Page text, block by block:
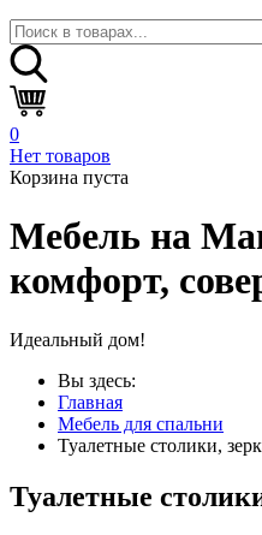
0
Нет товаров
Корзина пуста
Мебель на
комфорт,
Идеальный дом!
Вы здесь:
Главная
Мебель для спальни
Туалетные столики,
Туалетные